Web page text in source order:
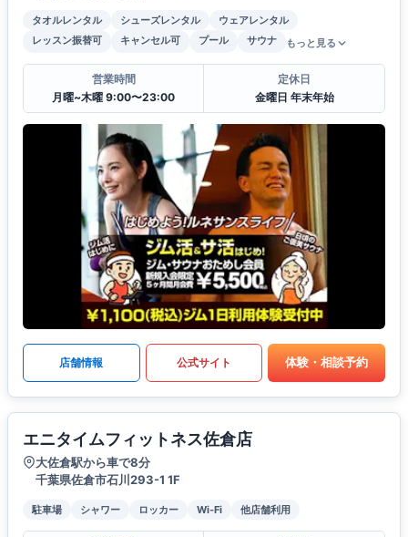
タオルレンタル シューズレンタル
ウェアレンタル
レッスン振替可
キャンセル可 プール サウナ もっと見る
営業時間
月曜~木曜 9:00〜23:00
定休日
金曜日 年末年始
店舗情報 公式サイト 体験・相談予約
エニタイムフィットネス佐倉店
大佐倉駅から車で8分
千葉県佐倉市石川293-1 1F
駐車場 シャワー ロッカー Wi-Fi 他店舗利用